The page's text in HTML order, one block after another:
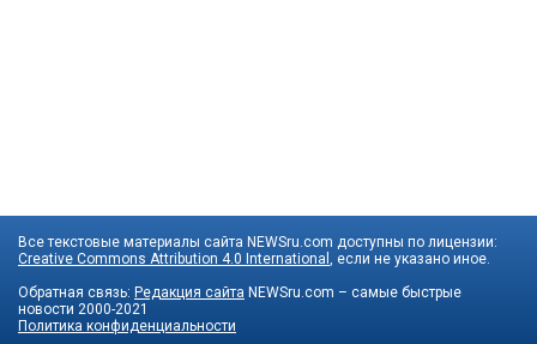
Все текстовые материалы сайта NEWSru.com доступны по лицензии:
Creative Commons Attribution 4.0 International , если не указано иное.
Обратная связь: Редакция сайта NEWSru.com – самые быстрые
новости 2000-2021
Политика конфиденциальности